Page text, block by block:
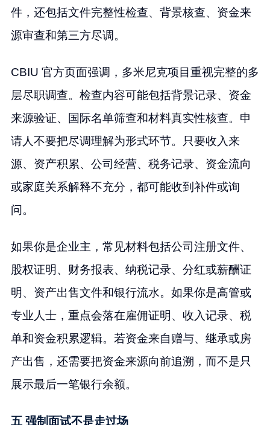
件，还包括文件完整性检查、背景核查、资金来
源审查和第三方尽调。
CBIU 官方页面强调，多米尼克项目重视完整的多
层尽职调查。检查内容可能包括背景记录、资金
来源验证、国际名单筛查和材料真实性核查。申
请人不要把尽调理解为形式环节。只要收入来
源、资产积累、公司经营、税务记录、资金流向
或家庭关系解释不充分，都可能收到补件或询
问。
如果你是企业主，常见材料包括公司注册文件、
股权证明、财务报表、纳税记录、分红或薪酬证
明、资产出售文件和银行流水。如果你是高管或
专业人士，重点会落在雇佣证明、收入记录、税
单和资金积累逻辑。若资金来自赠与、继承或房
产出售，还需要把资金来源向前追溯，而不是只
展示最后一笔银行余额。
五 强制面试不是走过场